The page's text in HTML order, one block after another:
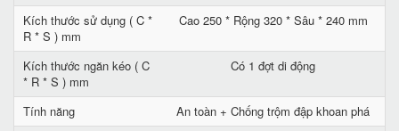
Kích thước sử dụng ( C *
R * S ) mm
Cao 250 * Rộng 320 * Sâu * 240 mm
Kích thước ngăn kéo ( C
* R * S ) mm
Có 1 đợt di động
Tính năng
An toàn + Chống trộm đập khoan phá